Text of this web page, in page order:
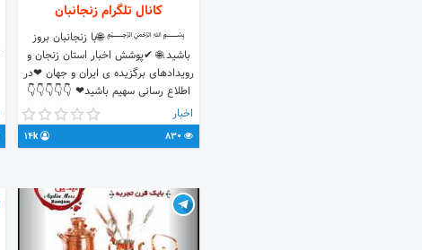
کانال تلگرام زنجانبان
﷽ 🌐با زنجانبان بروز
باشید.🌐 ✔پوشش اخبار استان زنجان و
رویدادهای برگزیده ی ایران و جهان ❤در
اطلاع رسانی سهیم باشید❤ 👇👇👇👇👇
اخبار
830
14k